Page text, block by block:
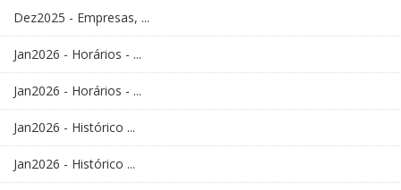
Dez2025 - Empresas, ...
Jan2026 - Horários - ...
Jan2026 - Horários - ...
Jan2026 - Histórico ...
Jan2026 - Histórico ...